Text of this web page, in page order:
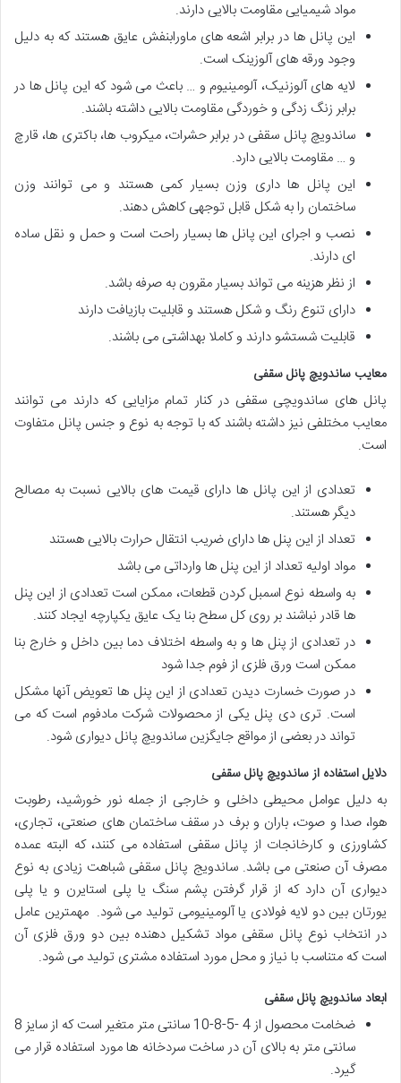
مواد شیمیایی مقاومت بالایی دارند.
این پانل ها در برابر اشعه های ماورابنفش عایق هستند که به دلیل
وجود ورقه های آلوزینک است.
لایه های آلوزنیک، آلومینیوم و … باعث می شود که این پانل ها در
برابر زنگ زدگی و خوردگی مقاومت بالایی داشته باشند.
ساندویچ پانل سقفی در برابر حشرات، میکروب ها، باکتری ها، قارچ
و … مقاومت بالایی دارد.
این پانل ها داری وزن بسیار کمی هستند و می توانند وزن
ساختمان را به شکل قابل توجهی کاهش دهند.
نصب و اجرای این پانل ها بسیار راحت است و حمل و نقل ساده
ای دارند.
از نظر هزینه می تواند بسیار مقرون به صرفه باشد.
دارای تنوع رنگ و شکل هستند و قابلیت بازیافت دارند
قابلیت شستشو دارند و کاملا بهداشتی می باشند.
معایب ساندویچ پانل سقفی
پانل های ساندویچی سقفی در کنار تمام مزایایی که دارند می توانند
معایب مختلفی نیز داشته باشند که با توجه به نوع و جنس پانل متفاوت
است.
تعدادی از این پانل ها دارای قیمت های بالایی نسبت به مصالح
دیگر هستند.
تعداد از این پنل ها دارای ضریب انتقال حرارت بالایی هستند
مواد اولیه تعداد از این پنل ها وارداتی می باشد
به واسطه نوع اسمبل کردن قطعات، ممکن است تعدادی از این پنل
ها قادر نباشند بر روی کل سطح بنا یک عایق یکپارچه ایجاد کنند.
در تعدادی از پنل ها و به واسطه اختلاف دما بین داخل و خارج بنا
ممکن است ورق فلزی از فوم جدا شود
در صورت خسارت دیدن تعدادی از این پنل ها تعویض آنها مشکل
است. تری دی پنل یکی از محصولات شرکت مادفوم است که می
تواند در بعضی از مواقع جایگزین ساندویچ پانل دیواری شود.
دلایل استفاده از ساندویچ پانل سقفی
به دلیل عوامل محیطی داخلی و خارجی از جمله نور خورشید، رطوبت
هوا، صدا و صوت، باران و برف در سقف ساختمان های صنعتی، تجاری،
کشاورزی و کارخانجات از پانل سقفی استفاده می کنند، که البته عمده
مصرف آن صنعتی می باشد. ساندویج پانل سقفی شباهت زیادی به نوع
دیواری آن دارد که از قرار گرفتن پشم سنگ یا پلی استایرن و یا پلی
یورتان بین دو لایه فولادی یا آلومینیومی تولید می شود. مهمترین عامل
در انتخاب نوع پانل سقفی مواد تشکیل دهنده بین دو ورق فلزی آن
است که متناسب با نیاز و محل مورد استفاده مشتری تولید می شود.
ابعاد ساندویچ پانل سقفی
ضخامت محصول از 4 -5-8-10 سانتی متر متغیر است که از سایز 8
سانتی متر به بالای آن در ساخت سردخانه ها مورد استفاده قرار می
گیرد.